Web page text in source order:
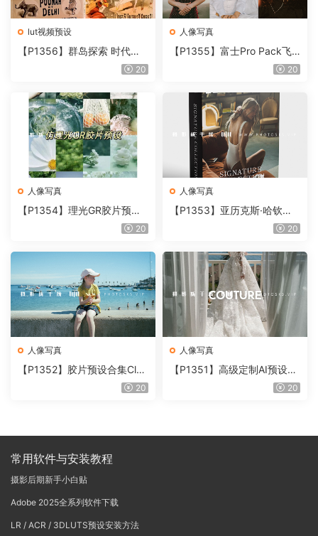
lut视频预设
【P1356】群岛探索 时代马
戏团 – QUEST 60 调色预设A
POQUE
20
人像写真
【P1355】富士Pro Pack飞
20
人像写真
【P1354】理光GR胶片预设
ACR配置文件预设、LUTS预
20
人像写真
【P1353】亚历克斯·哈钦森
预设包Alex Hutchinson – Sig
20
人像写真
【P1352】胶片预设合集Clas
sic Mini Lab 2026 – Kodacol
20
人像写真
【P1351】高级定制AI预设和
配置文件预设 + TEE 工具The
20
常用软件与安装教程
摄影后期新手小白贴
Adobe 2025全系列软件下载
LR / ACR / 3DLUTS预设安装方法